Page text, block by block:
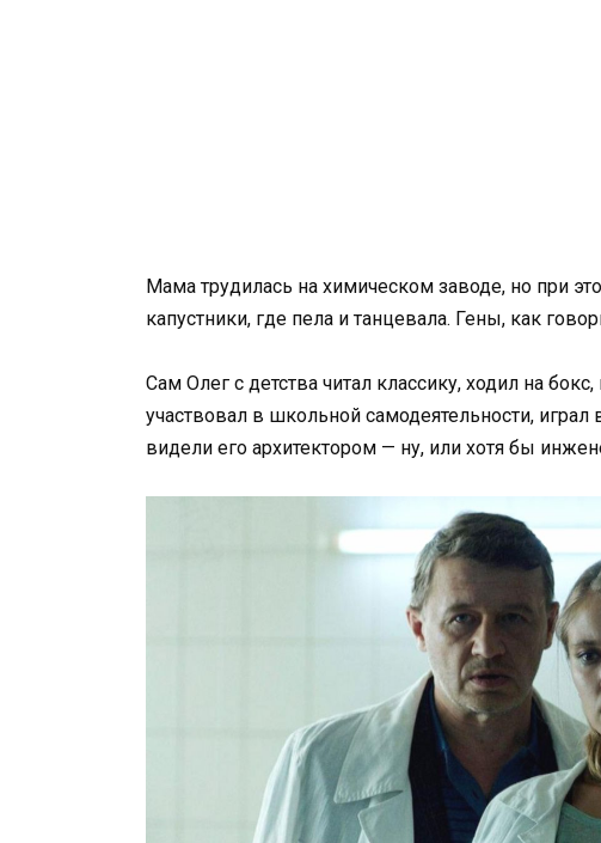
Мама трудилась на химическом заводе, но при
капустники, где пела и танцевала. Гены, как
Сам Олег с детства читал классику, ходил на
участвовал в школьной самодеятельности,
видели его архитектором — ну, или хотя бы